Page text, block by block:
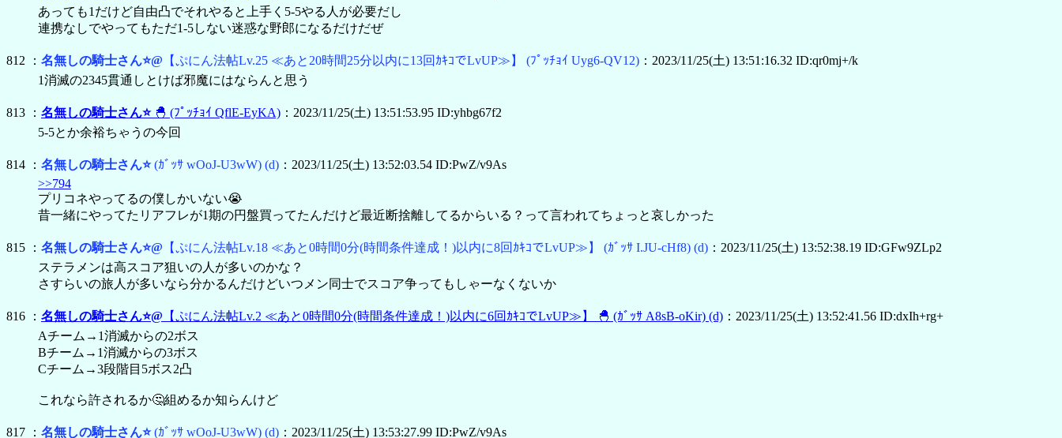
あっても1だけど自由凸でそれやると上手く5-5やる人が必要だし
連携なしでやってもただ1-5しない迷惑な野郎になるだけだぜ
812 ： 名無しの騎士さん⭐@ 【ぷにん法帖Lv.25 ≪あと20時間25分以内に13回ｶｷｺでLvUP≫】 (ﾌﾟｯﾁｮｲ Uyg6-QV12) ：2023/11/25(土) 13:51:16.32 ID:qr0mj+/k
1消滅の2345貫通しとけば邪魔にはならんと思う
813 ： 名無しの騎士さん⭐ 🐣 (ﾌﾟｯﾁｮｲ QflE-EyKA) ：2023/11/25(土) 13:51:53.95 ID:yhbg67f2
5-5とか余裕ちゃうの今回
814 ： 名無しの騎士さん⭐(ｶﾞｯｻ wOoJ-U3wW) (d) ：2023/11/25(土) 13:52:03.54 ID:PwZ/v9As
>>794
プリコネやってるの僕しかいない😭
昔一緒にやってたリアフレが1期の円盤買ってたんだけど最近断捨離してるからいる？って言われてちょっと哀しかった
815 ： 名無しの騎士さん⭐@ 【ぷにん法帖Lv.18 ≪あと0時間0分(時間条件達成！)以内に8回ｶｷｺでLvUP≫】 (ｶﾞｯｻ I.JU-cHf8) (d) ：2023/11/25(土) 13:52:38.19 ID:GFw9ZLp2
ステラメンは高スコア狙いの人が多いのかな？
さすらいの旅人が多いなら分かるんだけどいつメン同士でスコア争ってもしゃーなくないか
816 ： 名無しの騎士さん⭐@ 【ぷにん法帖Lv.2 ≪あと0時間0分(時間条件達成！)以内に6回ｶｷｺでLvUP≫】 🐣 (ｶﾞｯｻ A8sB-oKir) (d) ：2023/11/25(土) 13:52:41.56 ID:dxIh+rg+
Aチーム→1消滅からの2ボス
Bチーム→1消滅からの3ボス
Cチーム→3段階目5ボス2凸
これなら許されるか🤔組めるか知らんけど
817 ： 名無しの騎士さん⭐(ｶﾞｯｻ wOoJ-U3wW) (d) ：2023/11/25(土) 13:53:27.99 ID:PwZ/v9As